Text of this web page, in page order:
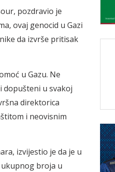
pozdravio je
ovaj genocid u Gazi
da izvrše pritisak
u Gazu. Ne
dopušteni u svakoj
direktorica
i neovisnim
izvijestio je da je u
ukupnog broja u